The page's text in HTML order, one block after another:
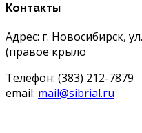
Контакты
Адрес: г. Новосибирск,
(правое крыло
Телефон: (383) 212-7879
email: mail@sibrial.ru